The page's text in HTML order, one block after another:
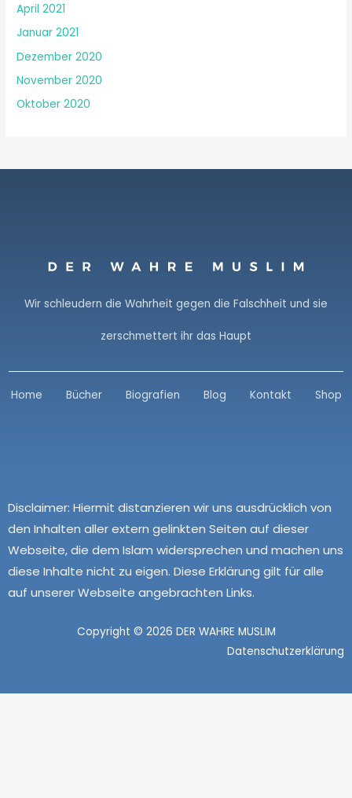
April 2021
Januar 2021
Dezember 2020
November 2020
Oktober 2020
Wir schleudern die Wahrheit gegen die Falschheit und sie
zerschmettert ihr das Haupt
Home Bücher Biografien Blog Kontakt Shop
Disclaimer: Hiermit distanzieren wir uns ausdrücklich von
den Inhalten aller extern gelinkten Seiten auf dieser
Webseite, die dem Islam widersprechen und machen uns
diese Inhalte nicht zu eigen. Diese Erklärung gilt für alle
auf unserer Webseite angebrachten Links.
Copyright © 2026 DER WAHRE MUSLIM
Datenschutzerklärung